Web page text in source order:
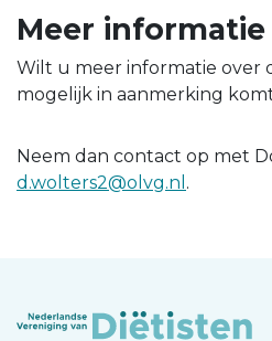
Meer informatie
Wilt u meer informatie over
mogelijk in aanmerking
Neem dan contact op met
d.wolters2@olvg.nl .